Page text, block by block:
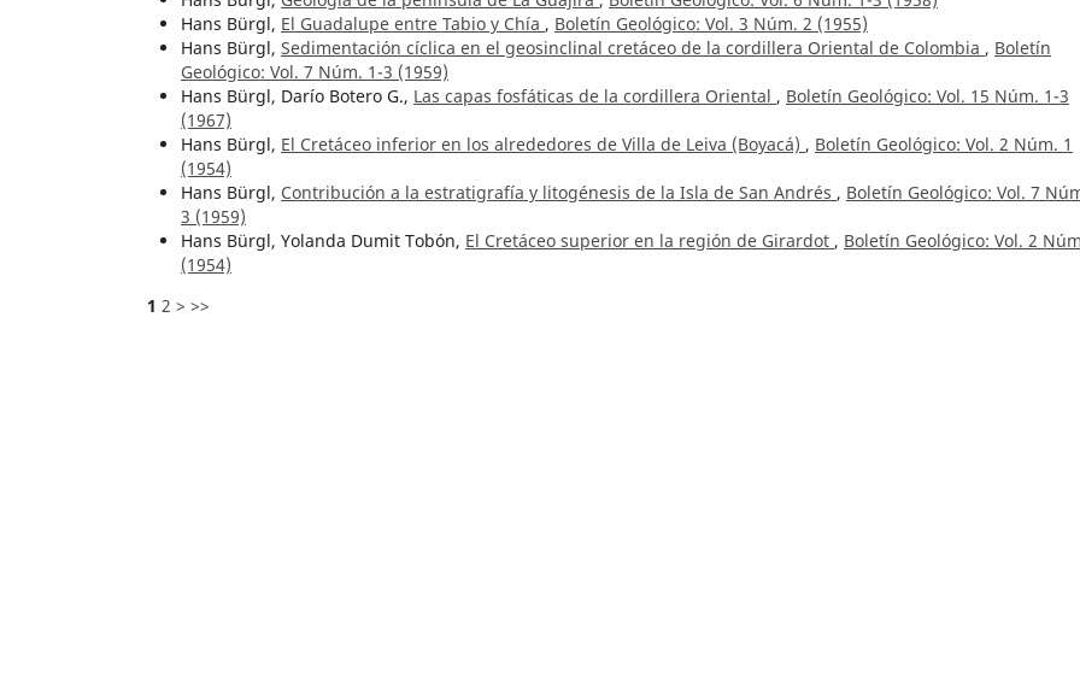
Hans Bürgl, El Guadalupe entre Tabio y Chía , Boletín Geológico: Vol. 3 Núm. 2 (1955)
Hans Bürgl, Sedimentación cíclica en el geosinclinal cretáceo de la cordillera Oriental de Colombia , Boletín
Geológico: Vol. 7 Núm. 1-3 (1959)
Hans Bürgl, Darío Botero G., Las capas fosfáticas de la cordillera Oriental , Boletín Geológico: Vol. 15 Núm. 1-3
(1967)
Hans Bürgl, El Cretáceo inferior en los alrededores de Villa de Leiva (Boyacá) , Boletín Geológico: Vol. 2 Núm. 1
(1954)
Hans Bürgl, Contribución a la estratigrafía y litogénesis de la Isla de San Andrés , Boletín Geológico: Vol. 7
3 (1959)
Hans Bürgl, Yolanda Dumit Tobón, El Cretáceo superior en la región de Girardot , Boletín Geológico: Vol. 2
(1954)
1 2 > >>